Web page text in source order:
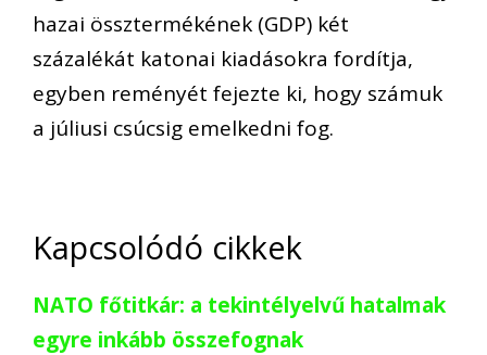
hazai össztermékének (GDP) két
százalékát katonai kiadásokra fordítja,
egyben reményét fejezte ki, hogy számuk
a júliusi csúcsig emelkedni fog.
Kapcsolódó cikkek
NATO főtitkár: a tekintélyelvű hatalmak
egyre inkább összefognak